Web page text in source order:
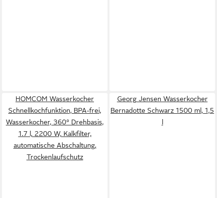
HOMCOM Wasserkocher
Schnellkochfunktion, BPA-frei,
Wasserkocher, 360° Drehbasis,
1.7 l, 2200 W, Kalkfilter,
automatische Abschaltung,
Trockenlaufschutz
Georg Jensen Wasserkocher
Bernadotte Schwarz 1500 ml, 1,5